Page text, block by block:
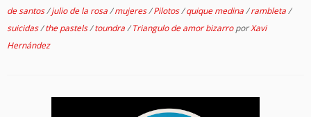
de santos/julio de la rosa/mujeres/Pilotos/quique medina/rambleta/
suicidas/the pastels/toundra/Triangulo de amor bizarroporXavi
Hernández